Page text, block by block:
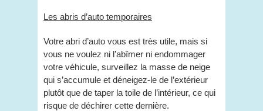
Les abris d’auto temporaires
Votre abri d’auto vous est très utile, mais si
vous ne voulez ni l’abîmer ni endommager
votre véhicule, surveillez la masse de neige
qui s’accumule et déneigez-le de l’extérieur
plutôt que de taper la toile de l’intérieur, ce qui
risque de déchirer cette dernière.